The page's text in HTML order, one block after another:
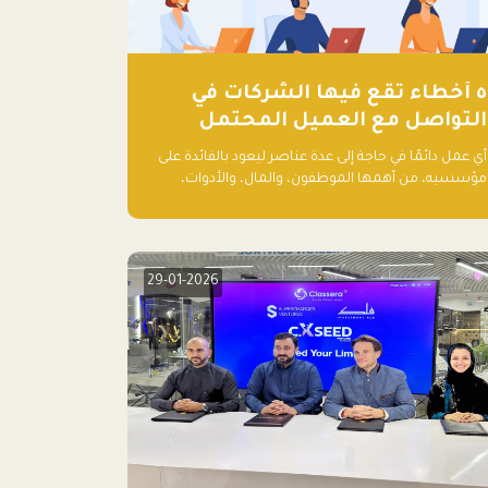
٥ أخطاء تقع فيها الشركات في
التواصل مع العميل المحتمل
أي عمل دائمًا في حاجة إلى عدة عناصر ليعود بالفائدة على
مؤسسيه، من أهمها الموظفون، والمال، والأدوات،
الأهم، وهو العميل الذي يقوم على أساسه ذلك العمل.
29-01-2026